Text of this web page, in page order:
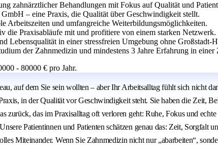
zahnärztlicher Behandlungen mit Fokus auf Qualität und
– eine Praxis, die Qualität über Geschwindigkeit stellt.
Arbeitszeiten und umfangreiche Weiterbildungsmöglichkeiten.
die Praxisabläufe mit und profitiere von einem starken Netzwerk.
Lebensqualität in einer stressfreien Umgebung ohne Großstadt-
der Zahnmedizin und mindestens 3 Jahre Erfahrung in einer
- 80000 € pro Jahr.
auf dem Sie sein wollten – aber Ihr Arbeitsalltag fühlt sich nicht
in der Qualität vor Geschwindigkeit steht. Sie haben die Zeit,
zurück, das im Praxisalltag oft verloren geht: Ruhe, Fokus und
Patientinnen und Patienten schätzen genau das: Zeit,
Miteinander. Wenn Sie Zahnmedizin nicht nur „abarbeiten“,